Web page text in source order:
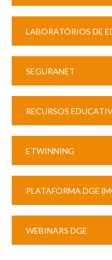
LABORATÓRIOS DE
SEGURANET
RECURSOS
ETWINNING
PLATAFORMA DGE
WEBINARS DGE